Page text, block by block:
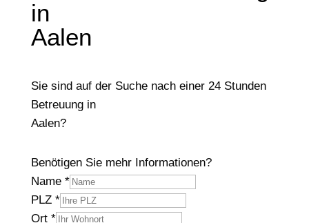
in
Aalen
Sie sind auf der Suche nach einer 24 Stunden
Betreuung in
Aalen?
Benötigen Sie mehr Informationen?
Name *
PLZ *
Ort *